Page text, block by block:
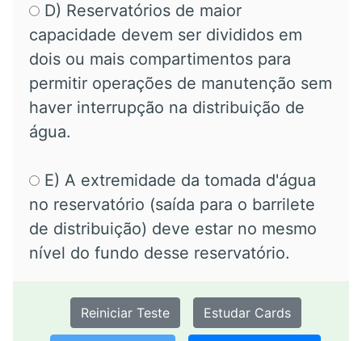
D) Reservatórios de maior
capacidade devem ser divididos em
dois ou mais compartimentos para
permitir operações de manutenção sem
haver interrupção na distribuição de
água.
E) A extremidade da tomada d'água
no reservatório (saída para o barrilete
de distribuição) deve estar no mesmo
nível do fundo desse reservatório.
Reiniciar Teste Estudar Cards